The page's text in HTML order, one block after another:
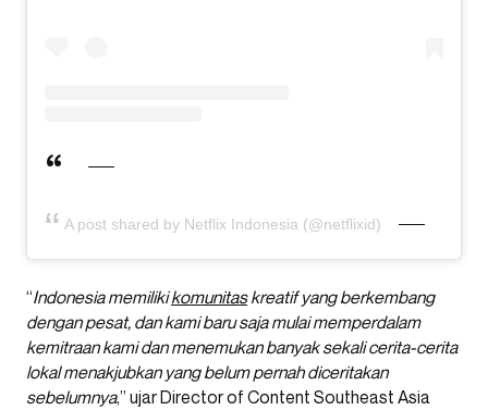
A post shared by Netflix Indonesia (@netflixid)
“Indonesia memilikikomunitaskreatif yang berkembang
dengan pesat, dan kami baru saja mulai memperdalam
kemitraan kami dan menemukan banyak sekali cerita-cerita
lokal menakjubkan yang belum pernah diceritakan
sebelumnya,” ujar Director of Content Southeast Asia